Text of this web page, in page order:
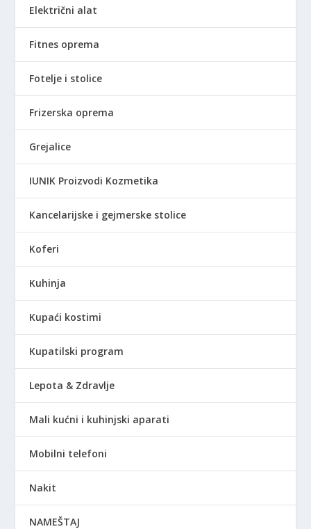
Električni alat
Fitnes oprema
Fotelje i stolice
Frizerska oprema
Grejalice
IUNIK Proizvodi Kozmetika
Kancelarijske i gejmerske stolice
Koferi
Kuhinja
Kupaći kostimi
Kupatilski program
Lepota & Zdravlje
Mali kućni i kuhinjski aparati
Mobilni telefoni
Nakit
NAMEŠTAJ